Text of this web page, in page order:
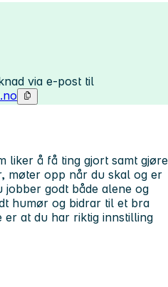
via e-post til
liker å få ting gjort samt gjøre
møter opp når du skal og er
jobber godt både alene og
humør og bidrar til et bra
er at du har riktig innstilling